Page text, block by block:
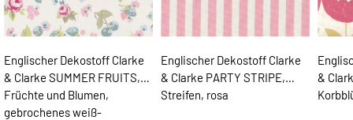
Englischer Dekostoff Clarke
& Clarke SUMMER FRUITS,
Früchte und Blumen,
gebrochenes weiß-
Englischer Dekostoff Clarke
& Clarke PARTY STRIPE,
Streifen, rosa
&